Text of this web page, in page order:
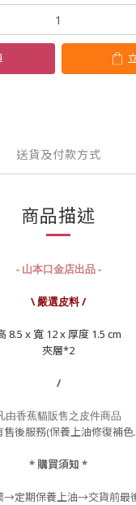
送貨及付款方式
商品描述
- 山本口金店出品 -
\ 嚴選皮料 /
8.5 x 寬 12 x 厚度 1.5 cm
夾層*2
/
由香蕉貓販售之皮件商品
售後服務(保養上油修復補色
* 購買須知 *
→定期保養上油→交貨前最